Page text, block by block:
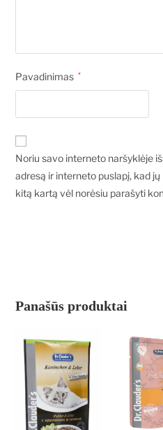
Pavadinimas *
Noriu savo interneto naršyklėje
adresą ir interneto puslapį, kad
kitą kartą vėl norėsiu parašyti
Panašūs produktai